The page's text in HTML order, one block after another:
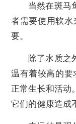
当然在斑马
者需要使用软
要。
除了水质之
温有着较高的
正常生长和活动
它们的健康造成